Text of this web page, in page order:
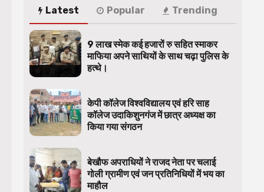
Latest Popular Trending
9 लाख स्मेक कई हजारों रु सहित स्माकर
माफिया अपने साथियों के साथ चढ़ा पुलिस के
हत्थे।
केपी कॉलेज विश्वविद्यालय एवं हरि साह
कॉलेज उदाकिशुनगंज में छात्र अध्यक्ष का
किया गया संगठन
बेखौफ अपराधियों ने राजद नेता पर चलाई
गोली ग्रामीण एवं जन प्रतिनिधियों में भय का
माहौल